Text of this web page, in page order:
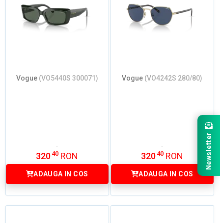
Vogue (VO5440S 300071)
320 40 RON
ADAUGA IN COS
Vogue (VO4242S 280/80)
320 40 RON
ADAUGA IN COS
Newsletter